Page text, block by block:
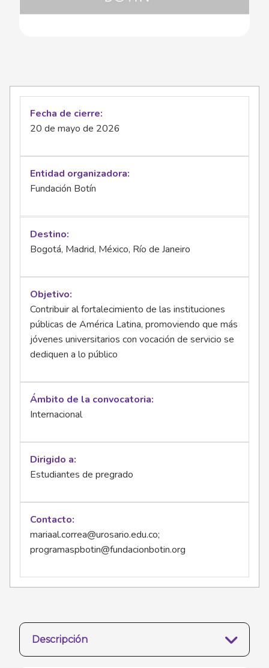
Fecha de cierre
20 de mayo de 2026
Entidad organizadora
Fundación Botín
Destino
Bogotá, Madrid, México, Río de Janeiro
Objetivo
Contribuir al fortalecimiento de las instituciones
públicas de América Latina, promoviendo que más
jóvenes universitarios con vocación de servicio se
dediquen a lo público
Ámbito de la convocatoria
Internacional
Dirigido a
Estudiantes de pregrado
Contacto
mariaal.correa@urosario.edu.co;
programaspbotin@fundacionbotin.org
Descripción